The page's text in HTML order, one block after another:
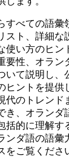
すべての語彙
スト、詳細な
い方のヒン
要性、オラン
いて説明し、
ヒントを提供
代のトレンド
き、オランダ
括的に理解す
ンダ語の語彙
をご覧くださ